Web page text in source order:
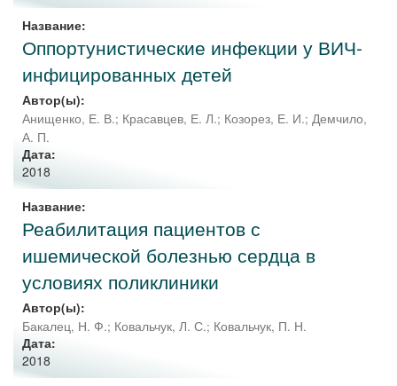
Название:
Оппортунистические инфекции у ВИЧ-
инфицированных детей
Автор(ы):
Анищенко, Е. В.; Красавцев, Е. Л.; Козорез, Е. И.; Демчило,
А. П.
Дата:
2018
Название:
Реабилитация пациентов с
ишемической болезнью сердца в
условиях поликлиники
Автор(ы):
Бакалец, Н. Ф.; Ковальчук, Л. С.; Ковальчук, П. Н.
Дата:
2018